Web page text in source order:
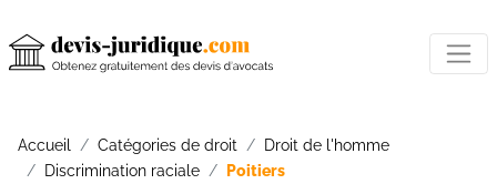
Accueil Catégories de droit
Droit de l'homme
Discrimination raciale
Poitiers